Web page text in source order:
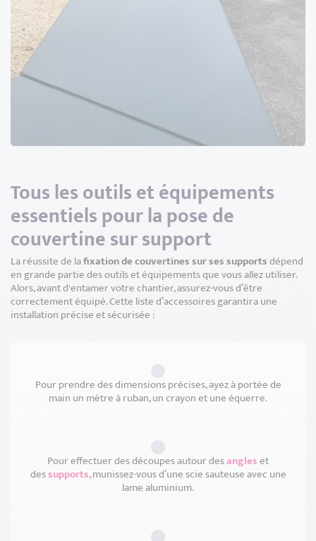
Tous les outils et équipements
essentiels pour la pose de
couvertine sur support
La réussite de lafixation de couvertines sur ses supportsdépend
en grande partie des outils et équipements que vous allez utiliser.
Alors, avant d'entamer votre chantier, assurez-vous d’être
correctement équipé. Cette liste d’accessoires garantira une
installation précise et sécurisée :
Pour prendre des dimensions précises, ayez à portée de
main un mètre à ruban, un crayon et une équerre.
Pour effectuer des découpes autour desangleset
dessupports, munissez-vous d’une scie sauteuse avec une
lame aluminium.